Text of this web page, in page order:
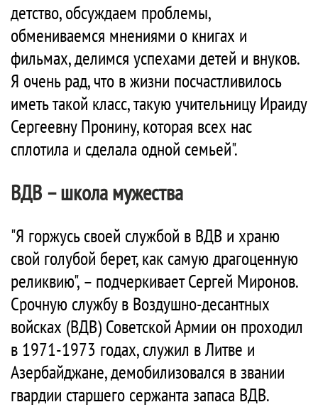
детство, обсуждаем проблемы,
обмениваемся мнениями о книгах и
фильмах, делимся успехами детей и внуков.
Я очень рад, что в жизни посчастливилось
иметь такой класс, такую учительницу Ираиду
Сергеевну Пронину, которая всех нас
сплотила и сделала одной семьей".
ВДВ – школа мужества
"Я горжусь своей службой в ВДВ и храню
свой голубой берет, как самую драгоценную
реликвию", – подчеркивает Сергей Миронов.
Срочную службу в Воздушно-десантных
войсках (ВДВ) Советской Армии он проходил
в 1971-1973 годах, служил в Литве и
Азербайджане, демобилизовался в звании
гвардии старшего сержанта запаса ВДВ.